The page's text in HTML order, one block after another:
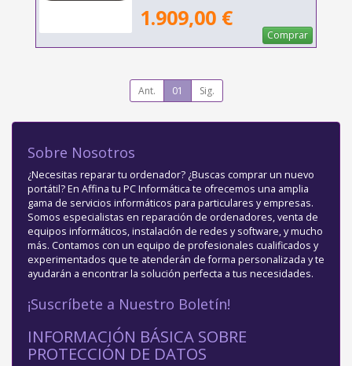
1.909,00 €
Comprar
Ant. 01 Sig.
Sobre Nosotros
¿Necesitas reparar tu ordenador? ¿Buscas comprar un nuevo
portátil? En Affina tu PC Informática te ofrecemos una amplia
gama de servicios informáticos para particulares y empresas.
Somos especialistas en reparación de ordenadores, venta de
equipos informáticos, instalación de redes y software, y mucho
más. Contamos con un equipo de profesionales cualificados y
experimentados que te atenderán de forma personalizada y te
ayudarán a encontrar la solución perfecta a tus necesidades.
¡Suscríbete a Nuestro Boletín!
INFORMACIÓN BÁSICA SOBRE
PROTECCIÓN DE DATOS